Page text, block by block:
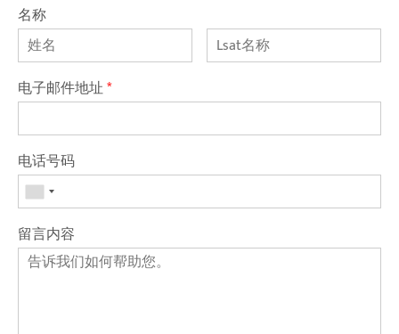
名称
电子邮件地址*
电话号码
留言内容